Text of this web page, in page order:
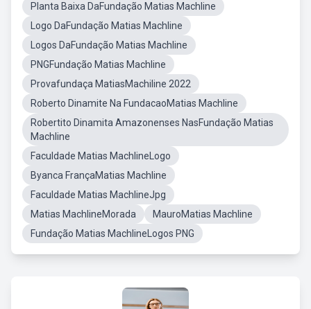
Planta Baixa DaFundação Matias Machline
Logo DaFundação Matias Machline
Logos DaFundação Matias Machline
PNGFundação Matias Machline
Provafundaça MatiasMachiline 2022
Roberto Dinamite Na FundacaoMatias Machline
Robertito Dinamita Amazonenses NasFundação Matias
Machline
Faculdade Matias MachlineLogo
Byanca FrançaMatias Machline
Faculdade Matias MachlineJpg
Matias MachlineMorada
MauroMatias Machline
Fundação Matias MachlineLogos PNG